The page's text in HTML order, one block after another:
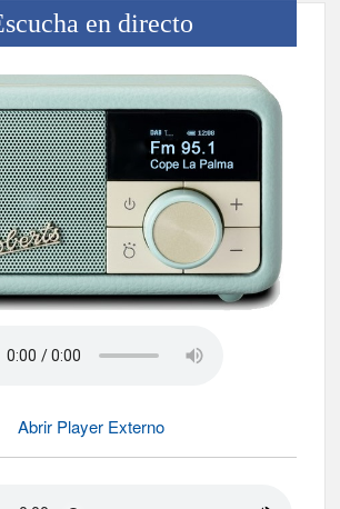
en directo
Abrir Player Externo